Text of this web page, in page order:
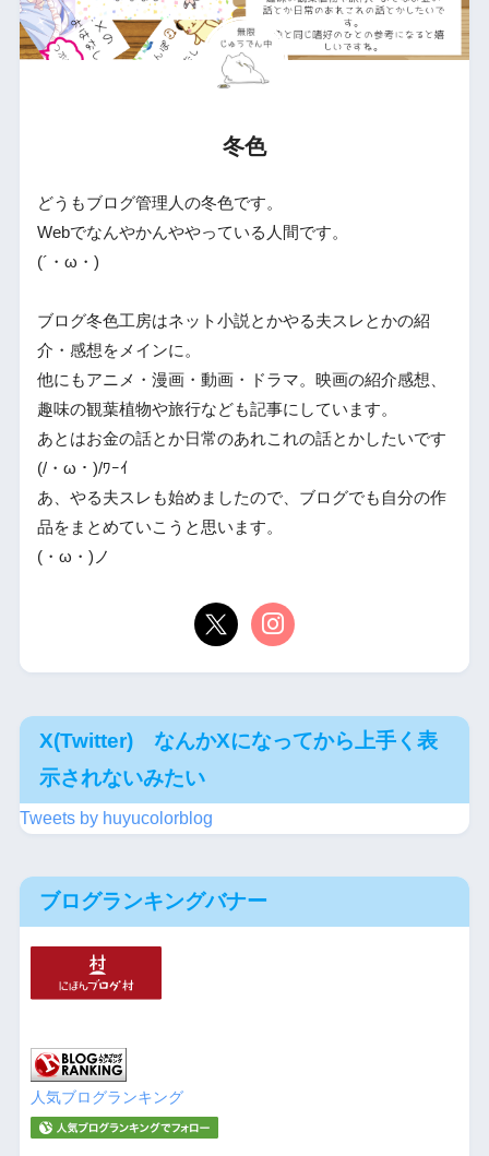
冬色
どうもブログ管理人の冬色です。
Webでなんやかんややっている人間です。
(´・ω・)
ブログ冬色工房はネット小説とかやる夫スレとかの紹
介・感想をメインに。
他にもアニメ・漫画・動画・ドラマ。映画の紹介感想、
趣味の観葉植物や旅行なども記事にしています。
あとはお金の話とか日常のあれこれの話とかしたいです
(/・ω・)/ﾜｰｲ
あ、やる夫スレも始めましたので、ブログでも自分の作
品をまとめていこうと思います。
(・ω・)ノ
X(Twitter) なんかXになってから上手く表
示されないみたい
Tweets by huyucolorblog
ブログランキングバナー
人気ブログランキング